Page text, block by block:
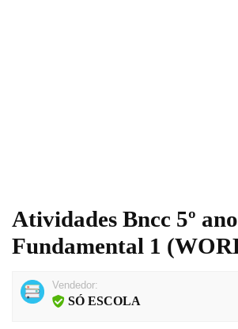
Atividades Bncc 5º
Fundamental 1
Vendedor:
SÓ ESCOLA